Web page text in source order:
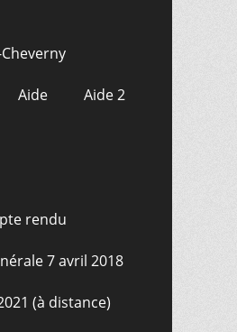
Aide Aide 2
rendu
7 avril 2018
(à distance)